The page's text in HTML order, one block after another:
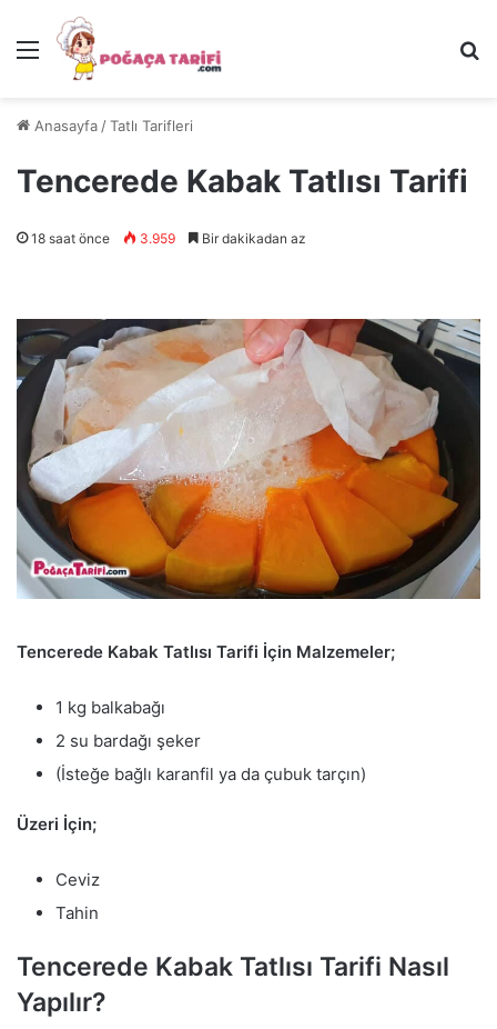
Menü
Anasayfa /Tatlı Tarifleri
Tencerede Kabak Tatlısı Tarifi
18 saat önce 3.959 Bir dakikadan az
Tencerede Kabak Tatlısı Tarifi İçin Malzemeler;
1 kg balkabağı
2 su bardağı şeker
(İsteğe bağlı karanfil ya da çubuk tarçın)
Üzeri İçin;
Ceviz
Tahin
Tencerede Kabak Tatlısı Tarifi Nasıl
Yapılır?